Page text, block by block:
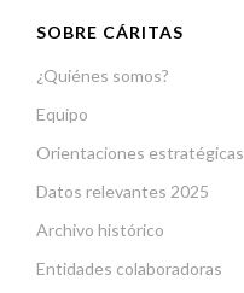
SOBRE CÁRITAS
¿Quiénes somos?
Equipo
Orientaciones estratégicas
Datos relevantes 2025
Archivo histórico
Entidades colaboradoras